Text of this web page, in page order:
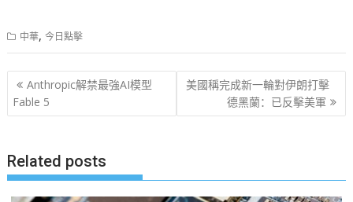
中華,今日點擊
文
章
Anthropic解禁最強AI模型
Fable 5
美國稱完成新一輪對伊朗打擊
德黑蘭：已反擊美軍
Related posts